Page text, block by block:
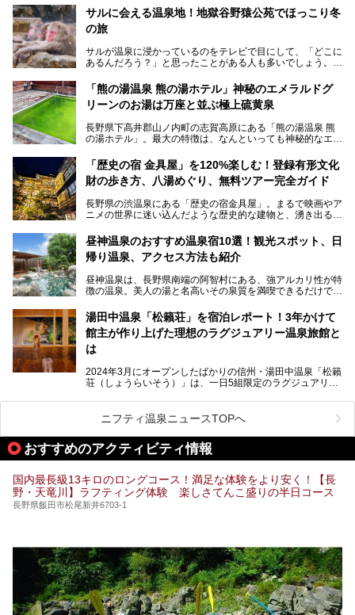
サルに会える温泉地！地獄谷野猿公苑でほっこり冬
の旅
サルが温泉に浸かっているのをテレビで目にして、「どこに
あるんだろう？」と思ったことがある人も多いでしょう。
この微笑ましい光景は、長野県にある「地獄谷野猿公苑」で
見られるもので、野生のサルが雪景色の中で温泉に浸かる姿
を間近で観察できます。
本記事では、地獄谷野猿公苑の魅力や見どころ、サルと温泉
との関係性、地獄谷周辺の観光スポットについて紹介しま
ので、野生のサルを観察する貴重な自然体験と温泉をあわせ
て楽しみたい人は、ぜひ参考にしてください。
「熊の湯温泉 熊の湯ホテル」神秘のエメラルドグ
リーンのお湯は万座と並ぶ極上硫黄泉
長野県下高井郡山ノ内町の志賀高原にある「熊の湯温泉 熊
の湯ホテル」。最大の特徴は、なんといっても神秘的なエメ
リピートするファンも多い温泉です。冬はスキーと一緒に楽
しみたい極上の温泉を紹介します。
「歴史の宿 金具屋」を120%楽しむ！登録有形文化
財の歩き方、八湯めぐり、無料ツアー完全ガイド
長野県の渋温泉にある「歴史の宿金具屋」。まるで映画やア
ニメの世界に迷い込んだような歴史的な建物と、湧き出る温
を隅々まで楽しみたいですよね。この記事では、金具屋での
滞在を最高の思い出にするための「楽しみ方」を徹底的にご
紹介します！
昼神温泉のおすすめ温泉宿10選！観光スポット、日
帰り温泉、アクセス方法も紹介
昼神温泉は、長野県南端の阿智村にある、強アルカリ性が特
徴の温泉。美人の湯と名高いその泉質を満喫できるだけでな
昼神温泉では、朝市などの観光スポットや、信州名物のおや
きを楽しめるグルメスポットなど、観光を楽しむにはぴった
りの場所が豊富にあります。
この記事では、昼神温泉での滞在を充実させる宿泊施設や日
帰り温泉、見どころ満載の観光・グルメスポットに加え、ア
クセス方法も順に紹介します。
湯田中温泉「松籟荘」を宿泊レポート！3年かけて
館主が作り上げた理想のラグジュアリー温泉旅館と
は
2024年3月にオープンしたばかりの信州・湯田中温泉「松籟
荘（しょうらいそう）」は、一日5組限定のラグジュアリー
ライベートに楽しめる非日常感が味わえます。また宿泊者は
道向かいの「よろづや」の大浴場「桃山風呂」や共同浴場の
「湯田中大湯」も利用ができます。
極上のお湯に浸り上質なお料理に舌鼓、特別な日に泊まりた
い湯田中温泉「松籟荘」を、実際に宿泊した目線で紹介しま
ニフティ温泉ニュースTOPへ
おすすめのアクティビティ情報
国内最長級13キロのロングコース！満足な体験をより安く！【長
野・天竜川】ラフティング体験 楽しさてんこ盛りの半日コース
長野県飯田市松尾新井6703-1